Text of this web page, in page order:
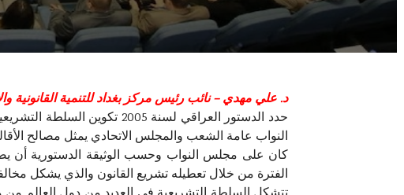
د. علي مهدي – نائب رئيس مركز بغداد للتنمية القانونية
حدد الدستور العراقي لسنة
النواب عامة الشعب والمجلس الاتحادي يمثل مصالح
كان على مجلس النواب وحسب الوثيقة الدستورية أن
الفترة من خلال تعطيله تشريع القانون والذي يشكل